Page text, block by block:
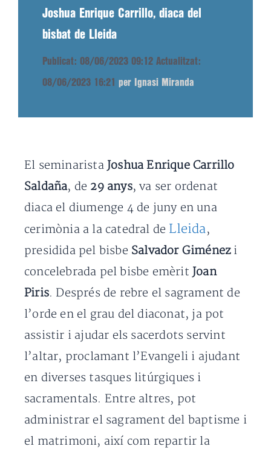
Joshua Enrique Carrillo, diaca del
bisbat de Lleida
Publicat: 08/06/2023 09:12 Actualitzat:
08/06/2023 16:21 per Ignasi Miranda
El seminarista Joshua Enrique Carrillo
Saldaña, de 29 anys, va ser ordenat
diaca el diumenge 4 de juny en una
cerimònia a la catedral de Lleida,
presidida pel bisbe Salvador Giménezi
concelebrada pel bisbe emèrit Joan
Piris. Després de rebre el sagrament de
l’orde en el grau del diaconat, ja pot
assistir i ajudar els sacerdots servint
l’altar, proclamant l’Evangeli i ajudant
en diverses tasques litúrgiques i
sacramentals. Entre altres, pot
administrar el sagrament del baptisme i
el matrimoni, així com repartir la